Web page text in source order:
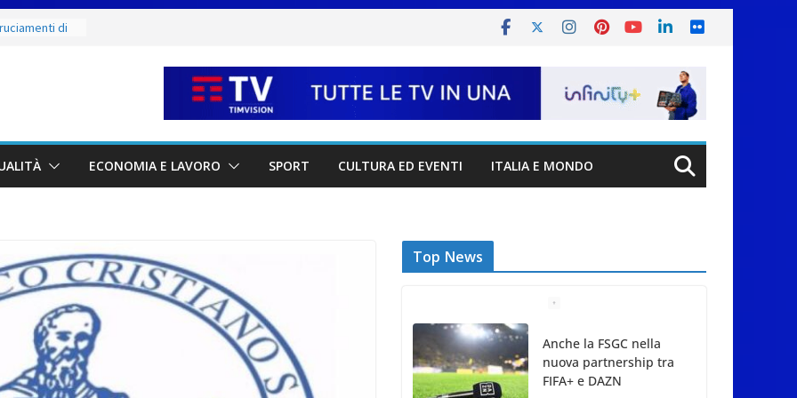
di
della città e
sul
locali
ECONOMIA E LAVORO SPORT CULTURA ED EVENTI ITALIA E MONDO
Top News
Anche la FSGC nella
nuova partnership tra
FIFA+ e DAZN